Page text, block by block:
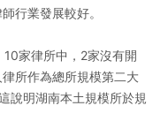
行業發展較好。
10家律所中，2家沒有開
所作為總所規模第二大
說明湖南本土規模所於規